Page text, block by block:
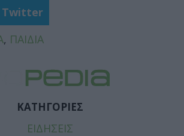
Twitter
, ΠΑΙΔΙΑ
ΚΑΤΗΓΟΡΙΕΣ
ΕΙΔΗΣΕΙΣ